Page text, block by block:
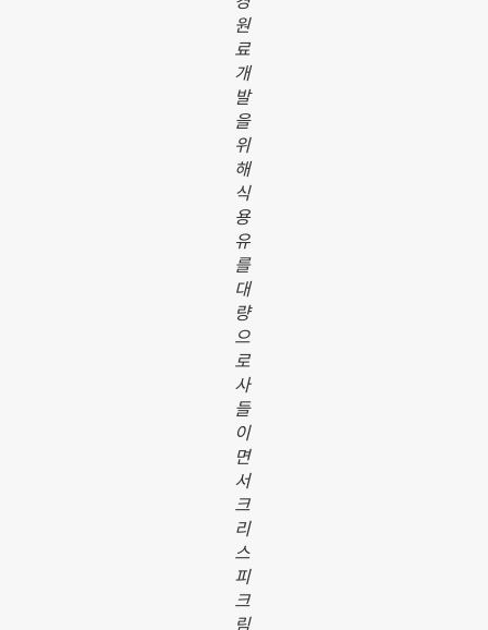
원
료
개
발
을
위
해
식
용
유
를
대
량
으
로
사
들
이
면
서
크
리
스
피
크
림